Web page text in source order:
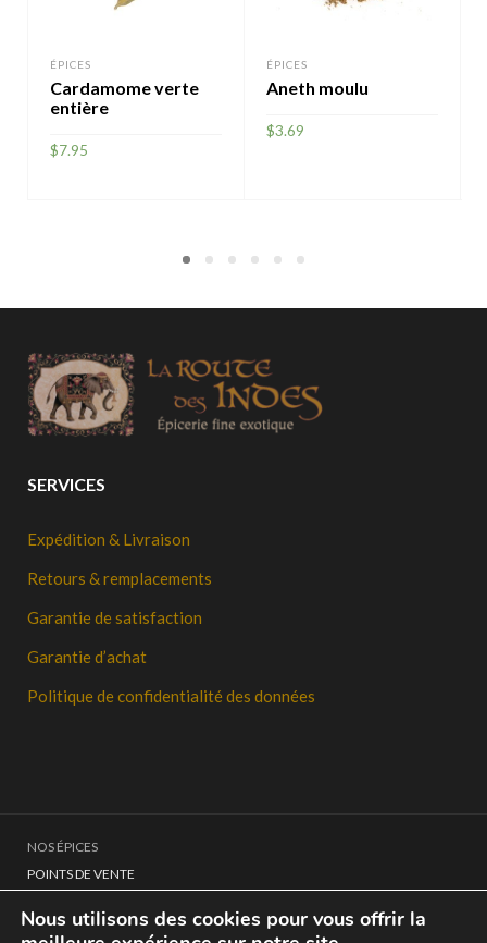
ÉPICES
Cardamome verte
entière
$7.95
ÉPICES
Aneth moulu
$3.69
SERVICES
Expédition & Livraison
Retours & remplacements
Garantie de satisfaction
Garantie d’achat
Politique de confidentialité des données
NOS ÉPICES
POINTS DE VENTE
Nous utilisons des cookies pour vous offrir la